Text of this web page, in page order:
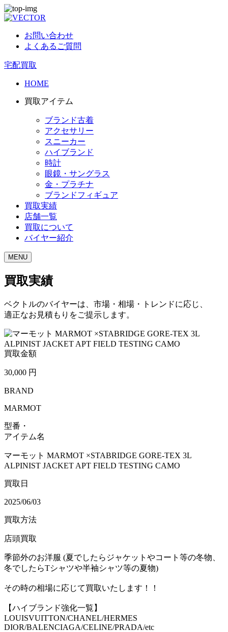
お問い合わせ
よくあるご質問
宅配買取
HOME
買取アイテム
ブランド古着
アクセサリー
スニーカー
ハイブランド
時計
眼鏡・サングラス
金・プラチナ
ブランドフィギュア
買取実績
店舗一覧
買取について
バイヤー紹介
MENU
買取実績
ベクトルのバイヤーは、市場・相場・トレンドに応じ、
適正なお見積もりをご提示します。
買取金額
30,000 円
BRAND
MARMOT
型番・
アイテム名
マーモット MARMOT ×STABRIDGE GORE-TEX 3L
ALPINIST JACKET APT FIELD TESTING CAMO
買取日
2025/06/03
買取方法
店頭買取
季節外のお洋服 (夏でしたらジャケットやコート等の冬物、
冬でしたらTシャツや半袖シャツ等の夏物)
その時の相場に応じて買取いたします！！
【ハイブランド強化一覧】
LOUISVUITTON/CHANEL/HERMES
DIOR/BALENCIAGA/CELINE/PRADA/etc